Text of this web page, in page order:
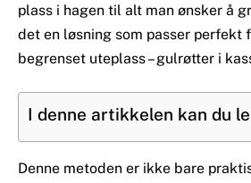
plass i hagen til alt man ønsker å
det en løsning som passer perfekt
begrenset uteplass – gulrøtter i
I denne artikkelen kan du
Denne metoden er ikke bare